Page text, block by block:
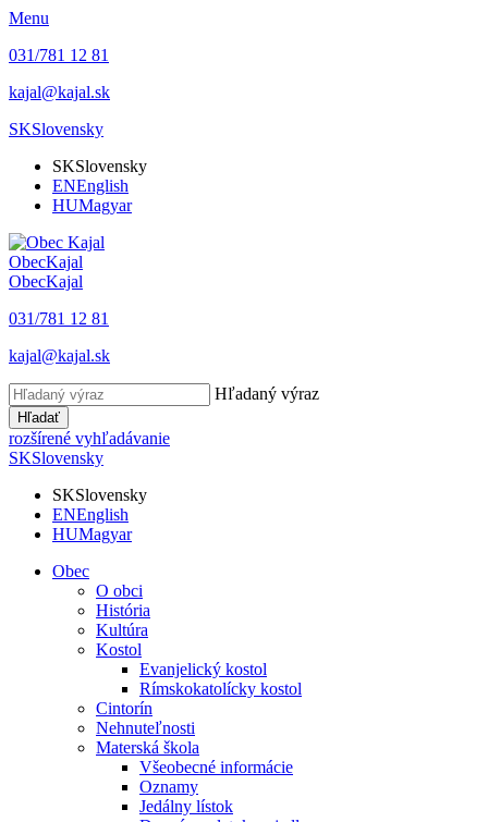
Menu
031/781 12 81
kajal@kajal.sk
SKSlovensky
SKSlovensky
ENEnglish
HUMagyar
ObecKajal
ObecKajal
031/781 12 81
kajal@kajal.sk
Hľadaný výraz
Hľadať
rozšírené vyhľadávanie
SKSlovensky
SKSlovensky
ENEnglish
HUMagyar
Obec
O obci
História
Kultúra
Kostol
Evanjelický kostol
Rímskokatolícky kostol
Cintorín
Nehnuteľnosti
Materská škola
Všeobecné informácie
Oznamy
Jedálny lístok